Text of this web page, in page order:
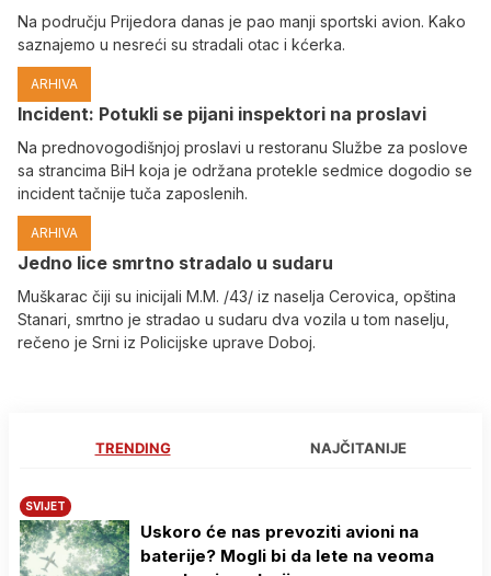
Na području Prijedora danas je pao manji sportski avion. Kako
saznajemo u nesreći su stradali otac i kćerka.
ARHIVA
Incident: Potukli se pijani inspektori na proslavi
Na prednovogodišnjoj proslavi u restoranu Službe za poslove
sa strancima BiH koja je održana protekle sedmice dogodio se
incident tačnije tuča zaposlenih.
ARHIVA
Јedno lice smrtno stradalo u sudaru
Muškarac čiji su inicijali M.M. /43/ iz naselja Cerovica, opština
Stanari, smrtno je stradao u sudaru dva vozila u tom naselju,
rečeno je Srni iz Policijske uprave Doboj.
TRENDING NAJČITANIJE
SVIJET
Uskoro će nas prevoziti avioni na
baterije? Mogli bi da lete na veoma